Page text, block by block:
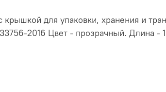
крышкой для упаковки, хранения и
2016 Цвет - прозрачный.